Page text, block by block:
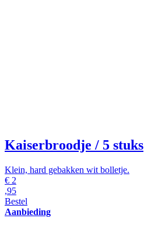
Kaiserbroodje / 5 stuks
Klein, hard gebakken wit bolletje.
€ 2
,95
Bestel
Aanbieding